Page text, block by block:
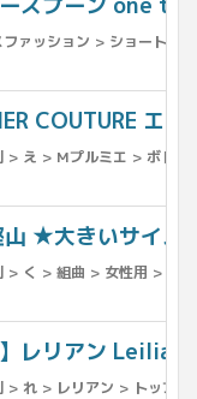
ァッション > ショートパ
COUTURE
> え > Mプルミエ > ボトム
★大きいサイズ
> く > 組曲 > 女性用 > ボ
】レリアン
れ > レリアン > トップス